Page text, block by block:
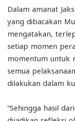
Dalam amanat
yang dibacakan
mengatakan,
setiap momen
momentum untuk
semua
dilakukan dalam
“Sehingga hasil